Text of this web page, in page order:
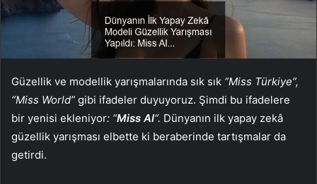
Güzellik ve modellik yarışmalarında sık sık “Miss Türkiye”,
“Miss World” gibi ifadeler duyuyoruz. Şimdi bu ifadelere
bir yenisi ekleniyor: “Miss AI“. Dünyanın ilk yapay zekâ
güzellik yarışması elbette ki beraberinde tartışmalar da
getirdi.